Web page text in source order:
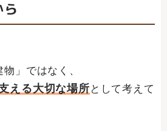
」ではなく、
える大切な場所 として考えて